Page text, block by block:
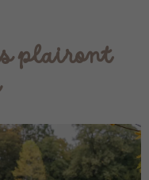
plairont
Plage
de
prix :